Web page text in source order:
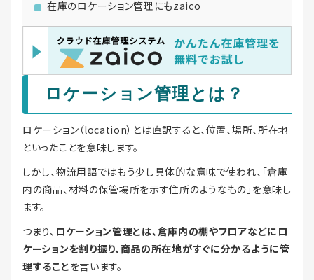
在庫のロケーション管理にもzaico
ロケーション管理とは？
ロケーション（location）とは直訳すると、位置、場所、所在地
といったことを意味します。
しかし、物流用語ではもう少し具体的な意味で使われ、「倉庫
内の商品、材料の保管場所を示す住所のようなもの」を意味し
ます。
つまり、 ロケーション管理とは、倉庫内の棚やフロアなどにロ
ケーションを割り振り、商品の所在地がすぐに分かるように管
理することを言います。